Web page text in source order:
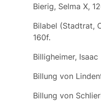
Bierig, Selma X,
Bilabel (Stadtrat,
160f.
Billigheimer,
Billung von
Billung von